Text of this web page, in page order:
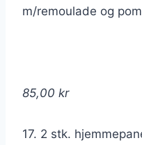
m/remoulade og
85,00 kr
17. 2 stk.